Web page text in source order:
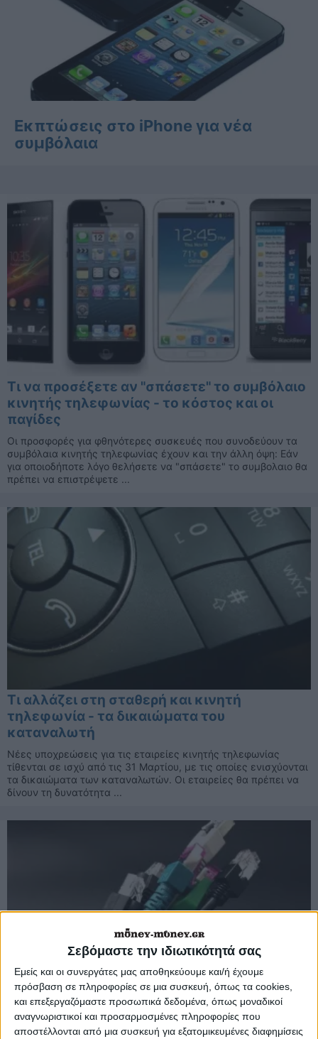
Σεβόμαστε την ιδιωτικότητά σας
Εμείς και οι συνεργάτες μας αποθηκεύουμε και/ή έχουμε
πρόσβαση σε πληροφορίες σε μια συσκευή, όπως τα cookies,
και επεξεργαζόμαστε προσωπικά δεδομένα, όπως μοναδικοί
αναγνωριστικοί και προσαρμοσμένες πληροφορίες που
αποστέλλονται από μια συσκευή για εξατομικευμένες διαφημίσεις
Eκπτώσεις στο iPhone για νέα
συμβόλαια
Τι να προσέξετε αν "σπάσετε" το συμβόλαιο
κινητής τηλεφωνίας - το κόστος και οι
παγίδες
Οι προσφορές για φθηνότερες συσκευές που συνοδεύουν τα
συμβόλαια κινητής τηλεφωνίας έχουν και την άλλη όψη: Εάν
για οποιοδήποτε λόγο θελήσετε να "σπάσετε" το συμβολαιο θα
πρέπει να επιστρέψετε ...
Τι αλλάζει στη σταθερή και κινητή
τηλεφωνία - τα δικαιώματα του
καταναλωτή
Νέες υποχρεώσεις για τις εταιρείες κινητής τηλεφωνίας
τίθενται σε ισχύ από τις 31 Μαρτίου, με τις οποίες ενισχύονται
τα δικαιώματα των καταναλωτών. Οι εταιρείες θα πρέπει να
δίνουν τη δυνατότητα ...
Τα προβλήματα με τις ψεύτικες ταχύτητες
του ίντερνετ και τι μπορείτε να κάνετε